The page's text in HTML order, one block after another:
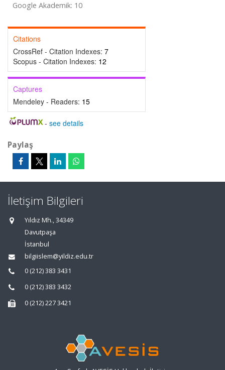
Google Akademik: 10
Citations
CrossRef - Citation Indexes: 7
Scopus - Citation Indexes: 12
Captures
Mendeley - Readers: 15
- see details
Paylaş
İletişim Bilgileri
Yıldız Mh., 34349
Davutpaşa
İstanbul
bilgiislem@yildiz.edu.tr
0 (212) 383 3431
0 (212) 383 3432
0 (212) 227 3421